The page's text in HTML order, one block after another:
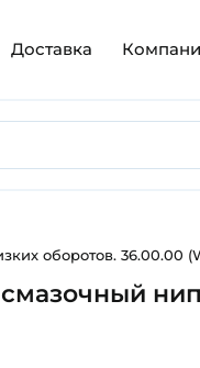
Доставка
оборотов. 36.00.00